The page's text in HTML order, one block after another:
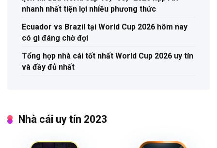
nhanh nhất tiện lợi nhiều phương thức
Ecuador vs Brazil tại World Cup 2026 hôm nay
có gì đáng chờ đợi
Tổng hợp nhà cái tốt nhất World Cup 2026 uy tín
và đầy đủ nhất
Nhà cái uy tín 2023